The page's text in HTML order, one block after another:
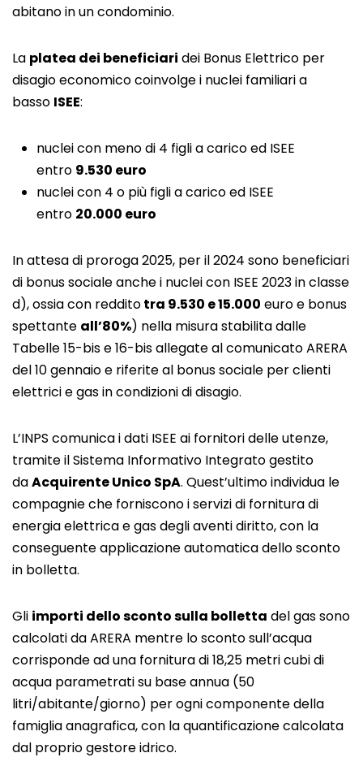
abitano in un condominio.
La platea dei beneficiari dei Bonus Elettrico per
disagio economico coinvolge i nuclei familiari a
basso ISEE:
nuclei con meno di 4 figli a carico ed ISEE
entro 9.530 euro
nuclei con 4 o più figli a carico ed ISEE
entro 20.000 euro
In attesa di proroga 2025, per il 2024 sono beneficiari
di bonus sociale anche i nuclei con ISEE 2023 in classe
d), ossia con redditotra 9.530 e 15.000 euro e bonus
spettante all’80%) nella misura stabilita dalle
Tabelle 15-bis e 16-bis allegate al comunicato ARERA
del 10 gennaio e riferite al bonus sociale per clienti
elettrici e gas in condizioni di disagio.
L’INPS comunica i dati ISEE ai fornitori delle utenze,
tramite il Sistema Informativo Integrato gestito
daAcquirente Unico SpA. Quest’ultimo individua le
compagnie che forniscono i servizi di fornitura di
energia elettrica e gas degli aventi diritto, con la
conseguente applicazione automatica dello sconto
in bolletta.
Gli importi dello sconto sulla bolletta del gas sono
calcolati da ARERA mentre lo sconto sull’acqua
corrisponde ad una fornitura di 18,25 metri cubi di
acqua parametrati su base annua (50
litri/abitante/giorno) per ogni componente della
famiglia anagrafica, con la quantificazione calcolata
dal proprio gestore idrico.